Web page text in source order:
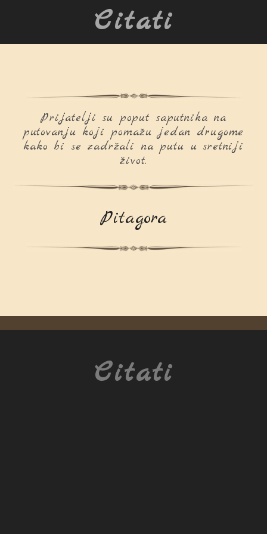
Citati
Prijatelji su poput saputnika na
putovanju koji pomažu jedan drugome
kako bi se zadržali na putu u sretniji
život.
Pitagora
Citati